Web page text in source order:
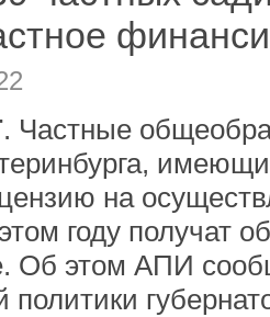
. Частные
на
году получат
Об этом АПИ